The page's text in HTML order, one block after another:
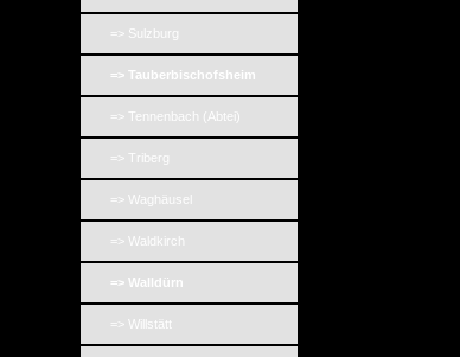
=> Sulzburg
=> Tauberbischofsheim
=> Tennenbach (Abtei)
=> Triberg
=> Waghäusel
=> Waldkirch
=> Walldürn
=> Willstätt